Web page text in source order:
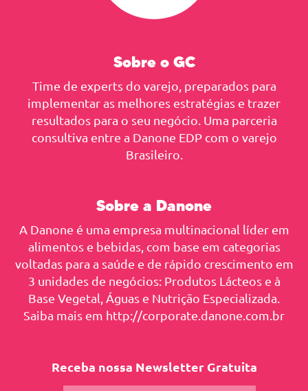
Sobre o GC
Time de experts do varejo, preparados para
implementar as melhores estratégias e trazer
resultados para o seu negócio. Uma parceria
consultiva entre a Danone EDP com o varejo
Brasileiro.
Sobre a Danone
A Danone é uma empresa multinacional líder em
alimentos e bebidas, com base em categorias
voltadas para a saúde e de rápido crescimento em
3 unidades de negócios: Produtos Lácteos e à
Base Vegetal, Águas e Nutrição Especializada.
Saiba mais em http://corporate.danone.com.br
Receba nossa Newsletter Gratuita